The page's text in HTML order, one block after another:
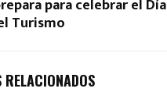
para celebrar el Día
Turismo